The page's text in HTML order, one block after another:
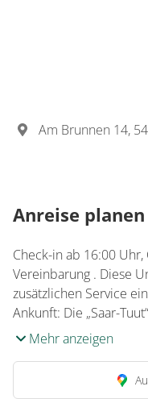
Am Brunnen 14,
Anreise planen
Check-in ab 16:00
Vereinbarung . Diese
zusätzlichen Service
Ankunft: Die „Saar-
Mehr anzeigen